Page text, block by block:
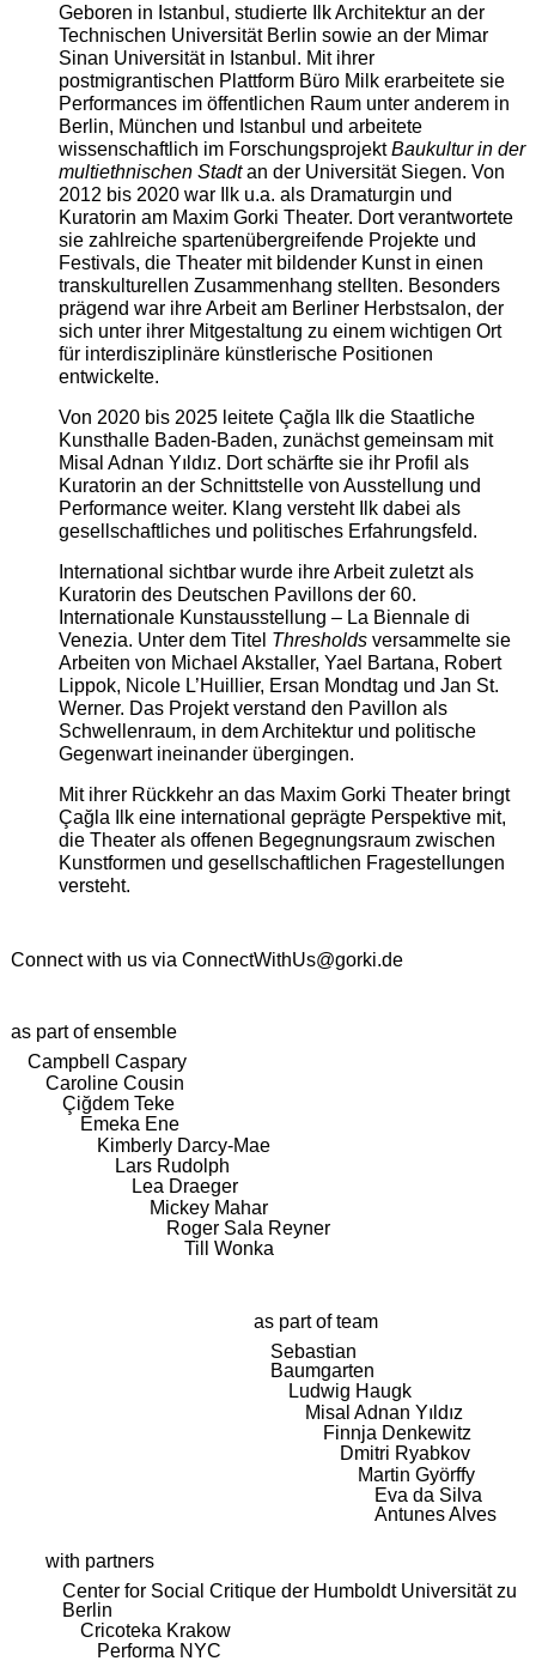
Geboren in Istanbul, studierte Ilk Architektur an der
Technischen Universität Berlin sowie an der Mimar
Sinan Universität in Istanbul. Mit ihrer
postmigrantischen Plattform Büro Milk erarbeitete sie
Performances im öffentlichen Raum unter anderem in
Berlin, München und Istanbul und arbeitete
wissenschaftlich im ForschungsprojektBaukultur in der
multiethnischen Stadtan der Universität Siegen. Von
2012 bis 2020 war Ilk u.a. als Dramaturgin und
Kuratorin am Maxim Gorki Theater. Dort verantwortete
sie zahlreiche spartenübergreifende Projekte und
Festivals, die Theater mit bildender Kunst in einen
transkulturellen Zusammenhang stellten. Besonders
prägend war ihre Arbeit am Berliner Herbstsalon, der
sich unter ihrer Mitgestaltung zu einem wichtigen Ort
für interdisziplinäre künstlerische Positionen
entwickelte.
Von 2020 bis 2025 leitete Çağla Ilk die Staatliche
Kunsthalle Baden-Baden, zunächst gemeinsam mit
Misal Adnan Yıldız. Dort schärfte sie ihr Profil als
Kuratorin an der Schnittstelle von Ausstellung und
Performance weiter. Klang versteht Ilk dabei als
gesellschaftliches und politisches Erfahrungsfeld.
International sichtbar wurde ihre Arbeit zuletzt als
Kuratorin des Deutschen Pavillons der 60.
Internationale Kunstausstellung – La Biennale di
Venezia. Unter dem Titel Thresholdsversammelte sie
Arbeiten von Michael Akstaller, Yael Bartana, Robert
Lippok, Nicole L’Huillier, Ersan Mondtag und Jan St.
Werner. Das Projekt verstand den Pavillon als
Schwellenraum, in dem Architektur und politische
Gegenwart ineinander übergingen.
Mit ihrer Rückkehr an das Maxim Gorki Theater bringt
Çağla Ilk eine international geprägte Perspektive mit,
die Theater als offenen Begegnungsraum zwischen
Kunstformen und gesellschaftlichen Fragestellungen
versteht.
Connect with us via ConnectWithUs@gorki.de
as part of ensemble
Campbell Caspary
Caroline Cousin
Çiğdem Teke
Emeka Ene
Kimberly Darcy-Mae
Lars Rudolph
Lea Draeger
Mickey Mahar
Roger Sala Reyner
Till Wonka
as part of team
Sebastian
Baumgarten
Ludwig Haugk
Misal Adnan Yıldız
Finnja Denkewitz
Dmitri Ryabkov
Martin Györffy
Eva da Silva
Antunes Alves
with partners
Center for Social Critique der Humboldt Universität zu
Berlin
Cricoteka Krakow
Performa NYC